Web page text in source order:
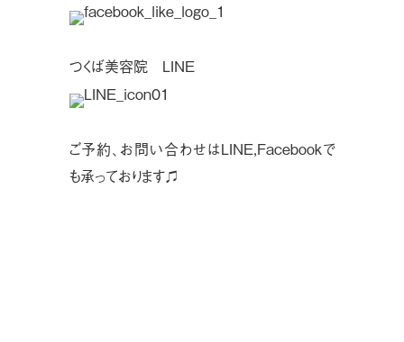
つくば美容院 LINE
ご予約、お問い合わせはLINE,Facebookで
も承っております♫